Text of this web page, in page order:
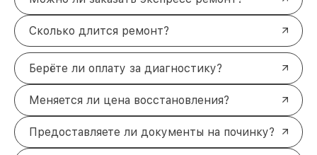
Сколько длится ремонт?
Берёте ли оплату за диагностику?
Меняется ли цена восстановления?
Предоставляете ли документы на починку?